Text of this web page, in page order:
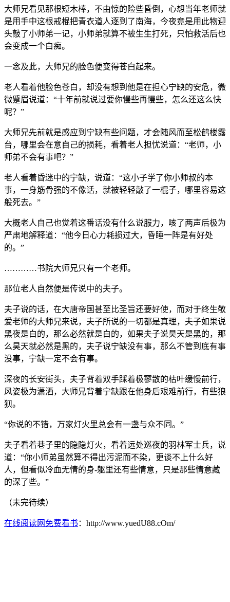
大师兄看见那根短木棒，不由惊的险些昏倒，心想当年老师就
是用手中这根戒棍把青衣道人逐到了南海，今夜竟是用此物迎
头敲了小师弟一记，小师弟就算不被生生打死，只怕救活后也
会变成一个白痴。
一念及此，大师兄的脸色便变得苍白起来。
老人看着他脸色苍白，却没有想到他是在担心宁缺的安危，微
微蹙眉说道：“十年前就说过要你慢些再慢些，怎么还这么快
呢？”
大师兄先前就是感应到宁缺有些问题，才会随风而至松鹤楼露
台，哪里会在意自己的损耗，看着老人担忧说道：“老师，小
师弟不会有事吧？”
老人看着昏迷中的宁缺，说道：“这小子学了你小师叔的本
事，一身筋骨强的不像话，就被轻轻敲了一棍子，哪里容易这
般死去。”
大概老人自己也觉着这番话没有什么说服力，咳了两声后极为
严肃地解释道：“他今日心力耗损过大，昏睡一阵是有好处
的。”
…………书院大师兄只有一个老师。
那位老人自然便是传说中的夫子。
夫子说的话，在大唐帝国甚至比圣旨还要好使，而对于终生敬
爱老师的大师兄来说，夫子所说的一切都是真理，夫子如果说
黑夜是白的，那么必然就是白的，如果夫子说昊天是黑的，那
么昊天就必然是黑的，夫子说宁缺没有事，那么不管到底有事
没事，宁缺一定不会有事。
深夜的长安街头，夫子背着双手踩着极寥散的枯叶缓慢前行，
风姿极为潇洒，大师兄背着宁缺跟在他身后艰难前行，有些狼
狈。
“你说的不错，万家灯火里总会有一盏与众不同。”
夫子看着巷子里的隐隐灯火，看着远处巡夜的羽林军士兵，说
道：“你小师弟虽然算不得出污泥而不染，更谈不上什么好
人，但看似冷血无情的身-躯里还有些情意，只是那些情意藏
的深了些。”
（未完待续）
在线阅读网免费看书 ：http://www.yuedU88.cOm/